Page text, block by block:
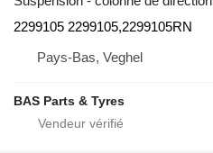
2299105 2299105,2299105RN
Pays-Bas, Veghel
BAS Parts & Tyres